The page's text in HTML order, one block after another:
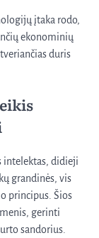
įtaka rodo,
ekonominių
duris
intelektas, didieji
grandinės, vis
principus. Šios
gerinti
sandorius.